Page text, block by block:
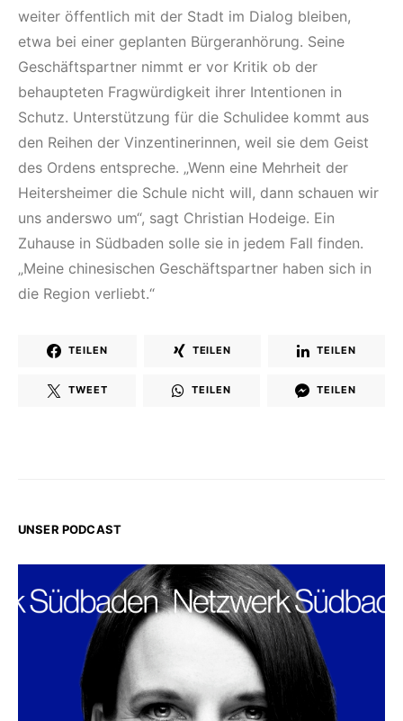
weiter öffentlich mit der Stadt im Dialog bleiben,
etwa bei einer geplanten Bürgeranhörung. Seine
Geschäftspartner nimmt er vor Kritik ob der
behaupteten Fragwürdigkeit ihrer Intentionen in
Schutz. Unterstützung für die Schulidee kommt aus
den Reihen der Vinzentinerinnen, weil sie dem Geist
des Ordens entspreche. „Wenn eine Mehrheit der
Heitersheimer die Schule nicht will, dann schauen wir
uns anderswo um“, sagt Christian Hodeige. Ein
Zuhause in Südbaden solle sie in jedem Fall finden.
„Meine chinesischen Geschäftspartner haben sich in
die Region verliebt.“
TEILEN TEILEN TEILEN
TWEET TEILEN TEILEN
UNSER PODCAST